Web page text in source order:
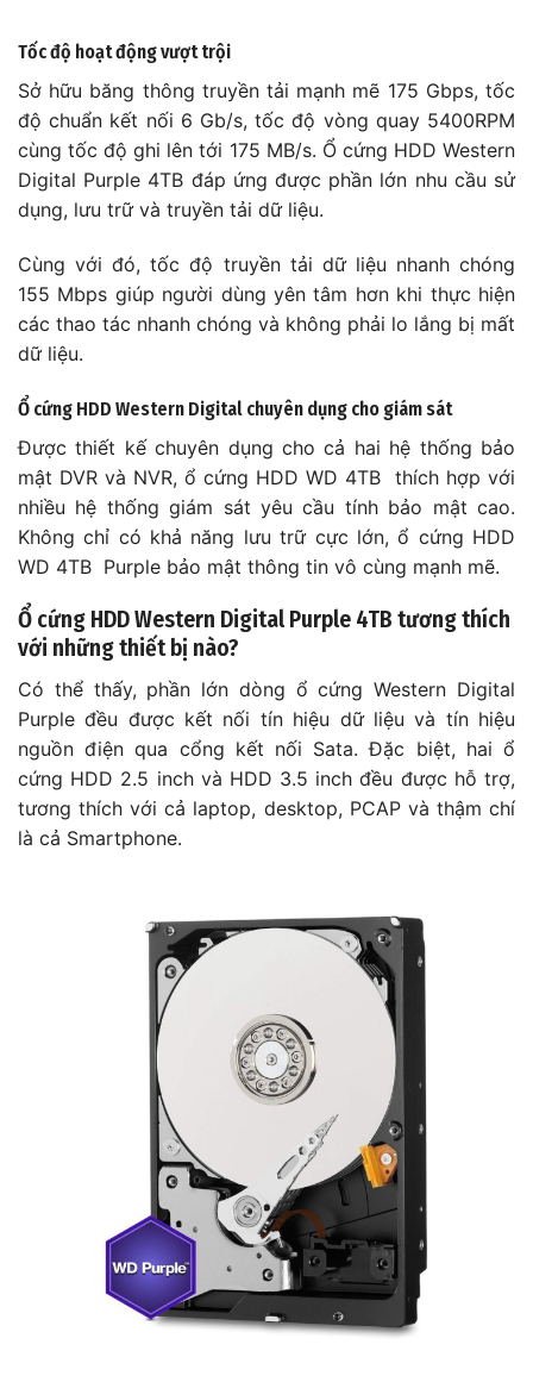
Tốc độ hoạt động vượt trội
Sở hữu băng thông truyền tải mạnh mẽ 175 Gbps, tốc
độ chuẩn kết nối 6 Gb/s, tốc độ vòng quay 5400RPM
cùng tốc độ ghi lên tới 175 MB/s. Ổ cứng HDD Western
Digital Purple 4TB đáp ứng được phần lớn nhu cầu sử
dụng, lưu trữ và truyền tải dữ liệu.
Cùng với đó, tốc độ truyền tải dữ liệu nhanh chóng
155 Mbps giúp người dùng yên tâm hơn khi thực hiện
các thao tác nhanh chóng và không phải lo lắng bị mất
dữ liệu.
Ổ cứng HDD Western Digital chuyên dụng cho giám sát
Được thiết kế chuyên dụng cho cả hai hệ thống bảo
mật DVR và NVR, ổ cứng HDD WD 4TB thích hợp với
nhiều hệ thống giám sát yêu cầu tính bảo mật cao.
Không chỉ có khả năng lưu trữ cực lớn, ổ cứng HDD
WD 4TB Purple bảo mật thông tin vô cùng mạnh mẽ.
Ổ cứng HDD Western Digital Purple 4TB tương thích
với những thiết bị nào?
Có thể thấy, phần lớn dòng ổ cứng Western Digital
Purple đều được kết nối tín hiệu dữ liệu và tín hiệu
nguồn điện qua cổng kết nối Sata. Đặc biệt, hai ổ
cứng HDD 2.5 inch và HDD 3.5 inch đều được hỗ trợ,
tương thích với cả laptop, desktop, PCAP và thậm chí
là cả Smartphone.